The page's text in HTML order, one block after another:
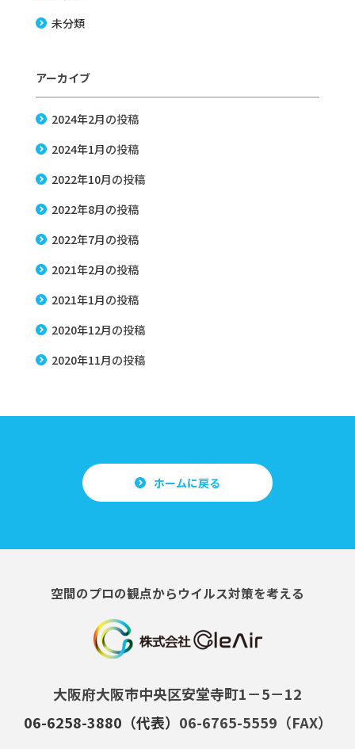
未分類
アーカイブ
2024年2月の投稿
2024年1月の投稿
2022年10月の投稿
2022年8月の投稿
2022年7月の投稿
2021年2月の投稿
2021年1月の投稿
2020年12月の投稿
2020年11月の投稿
ホームに戻る
空間のプロの観点からウイルス対策を考える
大阪府大阪市中央区安堂寺町1－5－12
06-6258-3880（代表） 06-6765-5559（FAX）